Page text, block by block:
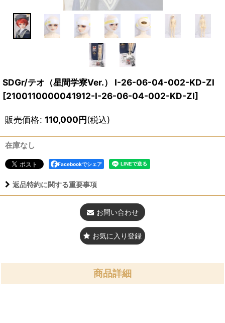
SDGr/テオ（星間学寮Ver.） I-26-06-04-002-KD-ZI
[2100110000041912-I-26-06-04-002-KD-ZI]
販売価格: 110,000円(税込)
在庫なし
Facebookでシェア
返品特約に関する重要事項
お問い合わせ
お気に入り登録
商品詳細